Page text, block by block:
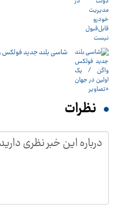
شاسی بلند جدید فولکس
نظرات